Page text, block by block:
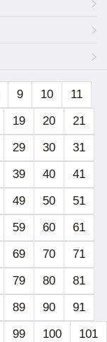
9 10
11
19 20
21
29 30
31
39 40
41
49 50
51
59 60
61
69 70
71
79 80
81
89 90
91
99 100 101